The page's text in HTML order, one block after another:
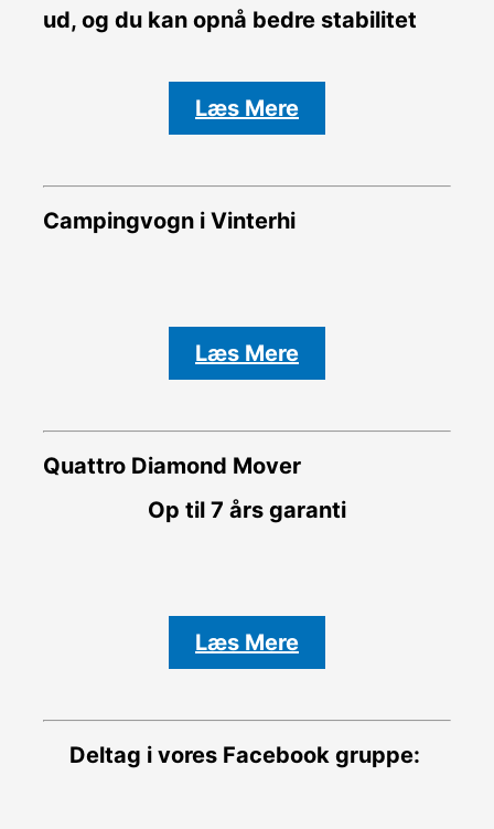
ud, og du kan opnå bedre stabilitet
Læs Mere
Campingvogn i Vinterhi
Læs Mere
Quattro Diamond Mover
Op til 7 års garanti
Læs Mere
Deltag i vores Facebook gruppe: